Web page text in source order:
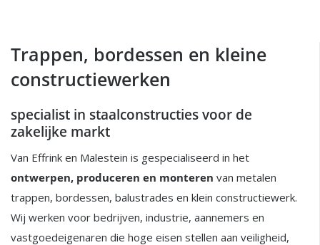
Trappen, bordessen en kleine
constructiewerken
specialist in staalconstructies voor de
zakelijke markt
Van Effrink en Malestein is gespecialiseerd in het
ontwerpen, produceren en monteren van metalen
trappen, bordessen, balustrades en klein constructiewerk.
Wij werken voor bedrijven, industrie, aannemers en
vastgoedeigenaren die hoge eisen stellen aan veiligheid,